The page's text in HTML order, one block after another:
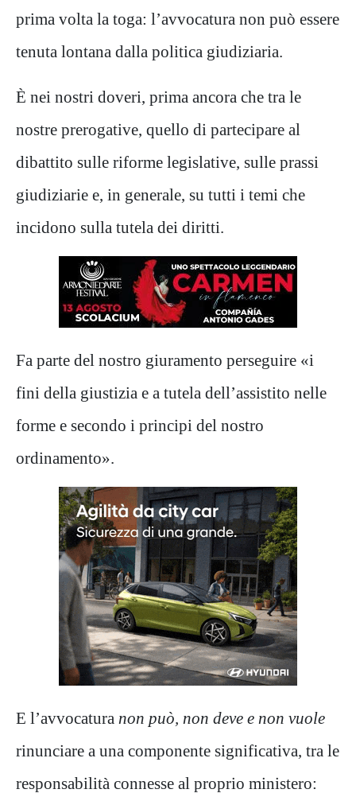
prima volta la toga: l’avvocatura non può essere
tenuta lontana dalla politica giudiziaria.
È nei nostri doveri, prima ancora che tra le
nostre prerogative, quello di partecipare al
dibattito sulle riforme legislative, sulle prassi
giudiziarie e, in generale, su tutti i temi che
incidono sulla tutela dei diritti.
Fa parte del nostro giuramento perseguire «i
fini della giustizia e a tutela dell’assistito nelle
forme e secondo i principi del nostro
ordinamento».
E l’avvocatura non può, non deve e non vuole
rinunciare a una componente significativa, tra le
responsabilità connesse al proprio ministero: